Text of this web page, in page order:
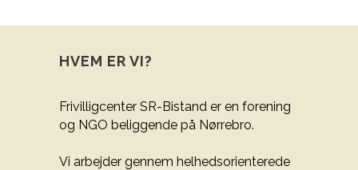
HVEM ER VI?
Frivilligcenter SR-Bistand er en forening
og NGO beliggende på Nørrebro.
Vi arbejder gennem helhedsorienterede